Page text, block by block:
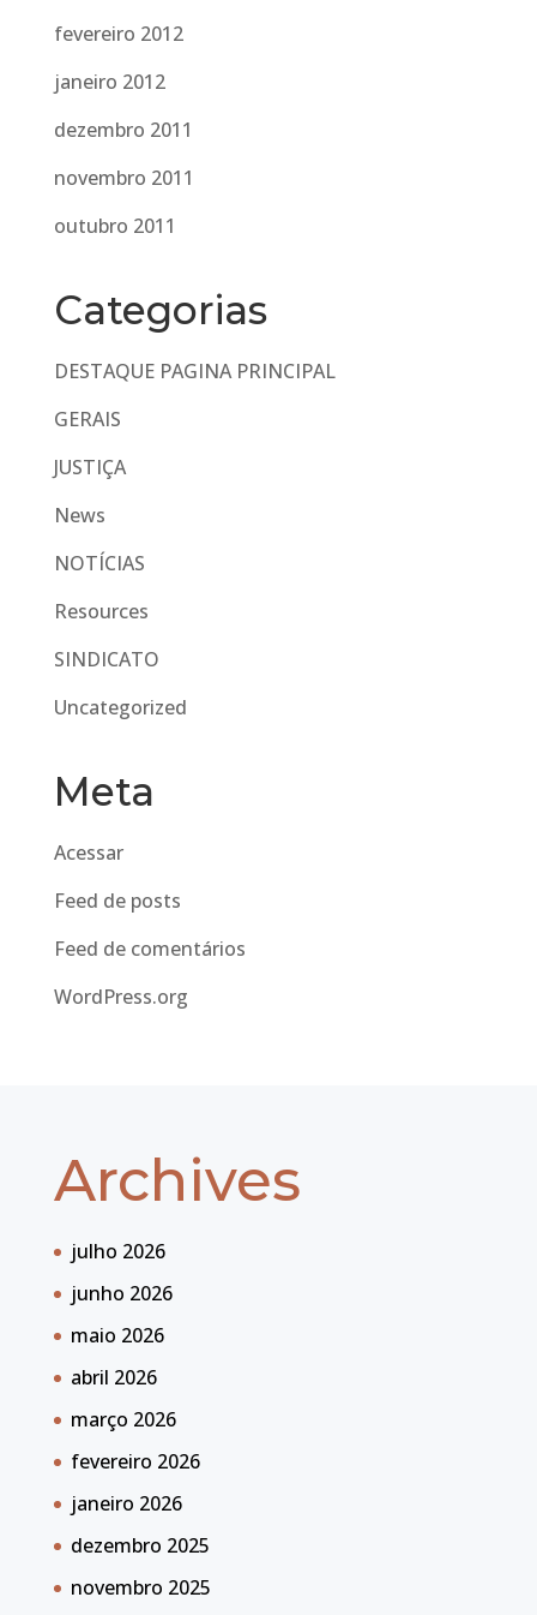
fevereiro 2012
janeiro 2012
dezembro 2011
novembro 2011
outubro 2011
Categorias
DESTAQUE PAGINA PRINCIPAL
GERAIS
JUSTIÇA
News
NOTÍCIAS
Resources
SINDICATO
Uncategorized
Meta
Acessar
Feed de posts
Feed de comentários
WordPress.org
Archives
julho 2026
junho 2026
maio 2026
abril 2026
março 2026
fevereiro 2026
janeiro 2026
dezembro 2025
novembro 2025